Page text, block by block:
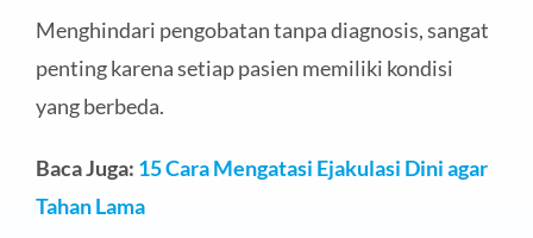
Menghindari pengobatan tanpa diagnosis, sangat
penting karena setiap pasien memiliki kondisi
yang berbeda.
Baca Juga: 15 Cara Mengatasi Ejakulasi Dini agar
Tahan Lama